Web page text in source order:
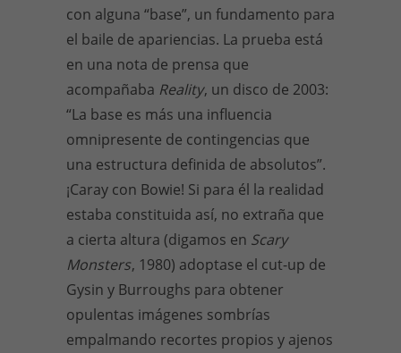
con alguna “base”, un fundamento para
el baile de apariencias. La prueba está
en una nota de prensa que
acompañaba Reality, un disco de 2003:
“La base es más una influencia
omnipresente de contingencias que
una estructura definida de absolutos”.
¡Caray con Bowie! Si para él la realidad
estaba constituida así, no extraña que
a cierta altura (digamos en Scary
Monsters, 1980) adoptase el cut-up de
Gysin y Burroughs para obtener
opulentas imágenes sombrías
empalmando recortes propios y ajenos